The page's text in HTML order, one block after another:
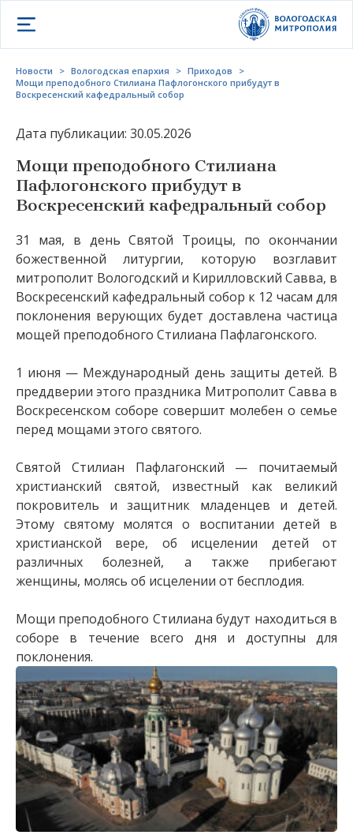
Открыть меню
Новости > Вологодская епархия > Приходов
>
Мощи преподобного Стилиана Пафлогонского прибудут в
Воскресенский кафедральный собор
Дата публикации: 30.05.2026
Мощи преподобного Стилиана
Пафлогонского прибудут в
Воскресенский кафедральный собор
31 мая, в день Святой Троицы, по окончании
божественной литургии, которую возглавит
митрополит Вологодский и Кирилловский Савва, в
Воскресенский кафедральный собор к 12 часам для
поклонения верующих будет доставлена частица
мощей преподобного Стилиана Пафлагонского.
1 июня — Международный день защиты детей. В
преддверии этого праздника Митрополит Савва в
Воскресенском соборе совершит молебен о семье
перед мощами этого святого.
Святой Стилиан Пафлагонский — почитаемый
христианский святой, известный как великий
покровитель и защитник младенцев и детей.
Этому святому молятся о воспитании детей в
христианской вере, об исцелении детей от
различных болезней, а также прибегают
женщины, молясь об исцелении от бесплодия.
Мощи преподобного Стилиана будут находиться в
соборе в течение всего дня и доступны для
поклонения.